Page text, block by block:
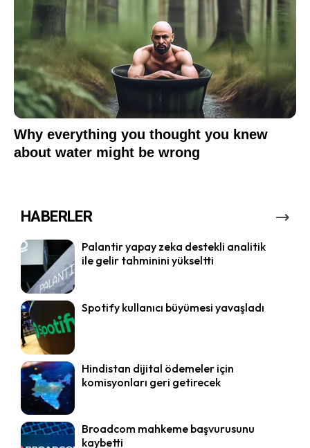
HABERLER
Palantir yapay zeka destekli analitik
ile gelir tahminini yükseltti
Spotify kullanıcı büyümesi yavaşladı
Hindistan dijital ödemeler için
komisyonları geri getirecek
Broadcom mahkeme başvurusunu
kaybetti